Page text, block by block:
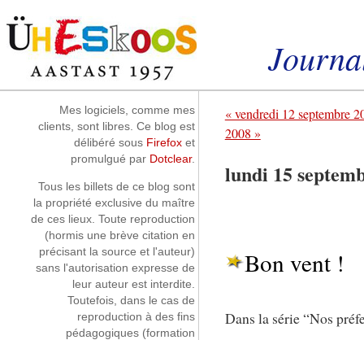
« vendredi 12 septembre
2008 »
lundi 15
Bon vent !
Dans la série “Nos
Mes logiciels, comme mes
clients, sont libres. Ce blog est
délibéré sous Firefox et
promulgué par Dotclear.
Tous les billets de ce blog sont
la propriété exclusive du maître
de ces lieux. Toute reproduction
(hormis une brève citation en
précisant la source et l'auteur)
sans l'autorisation expresse de
leur auteur est interdite.
Toutefois, dans le cas de
reproduction à des fins
pédagogiques (formation